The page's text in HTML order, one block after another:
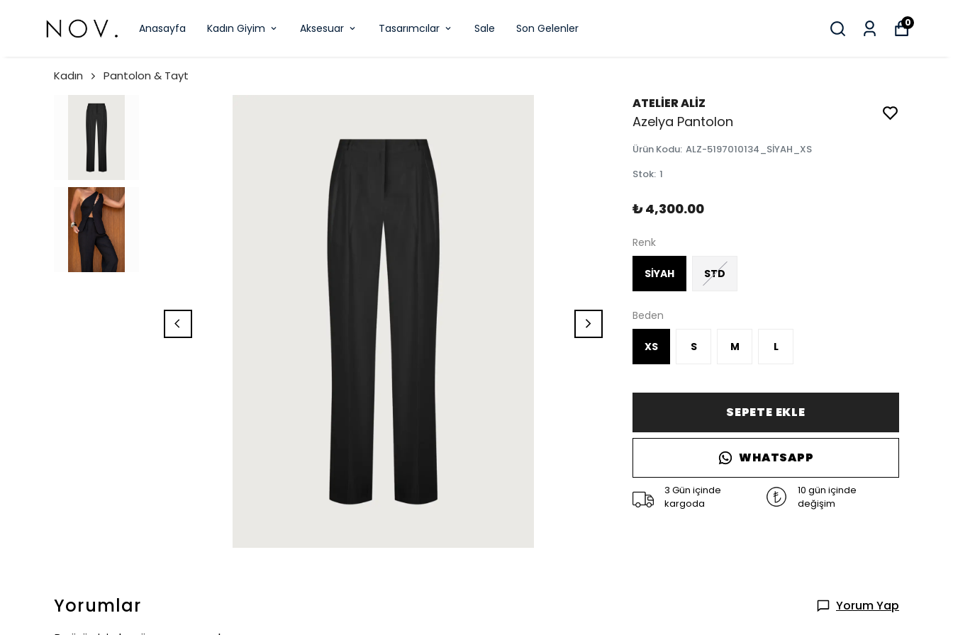
Anasayfa Kadın Giyim Aksesuar Tasarımcılar Sale Son Gelenler 0
Kadın Pantolon & Tayt
ATELİER ALİZ
Azelya Pantolon
Ürün Kodu: ALZ-5197010134_SİYAH_XS
Stok: 1
₺ 4,300.00
Renk
SİYAH STD
Beden
XS S M L
SEPETE EKLE
WHATSAPP
3 Gün içinde
kargoda
10 gün içinde
değişim
Yorumlar
Yorum Yap